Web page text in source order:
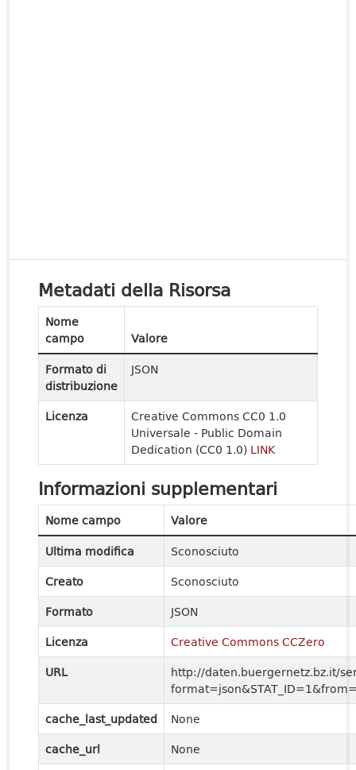
Metadati della Risorsa
Nome
campo
Valore
Formato di
distribuzione
JSON
Licenza
Creative Commons CC0 1.0
Universale - Public Domain
Dedication (CC0 1.0) LINK
Informazioni supplementari
Nome campo
Valore
Ultima modifica
Sconosciuto
Creato
Sconosciuto
Formato
JSON
Licenza
Creative Commons CCZero
URL
http://daten.buergernetz.bz.it/
cache_last_updated
None
cache_url
None